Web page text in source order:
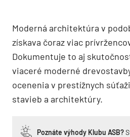
Moderná architektúra v
získava čoraz viac
Dokumentuje to aj
viaceré moderné
ocenenia v prestížnych
stavieb a architektúry.
Poznáte výhody Klubu ASB?